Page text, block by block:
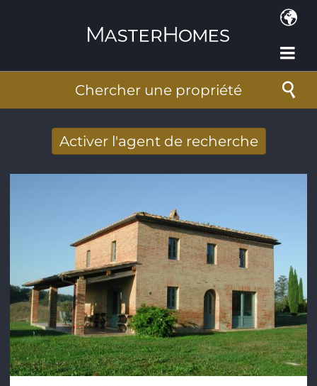
Chercher une propriété
Activer l'agent de recherche
par Email
Adresse de courriel